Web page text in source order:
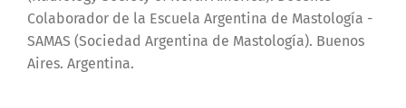
Colaborador de la Escuela Argentina de Mastología -
SAMAS (Sociedad Argentina de Mastología). Buenos
Aires. Argentina.